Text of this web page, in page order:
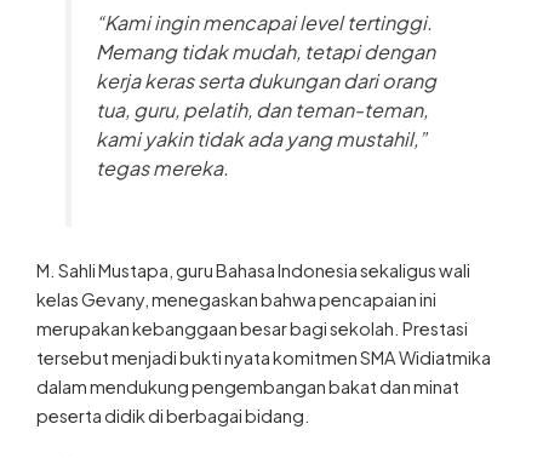
“Kami ingin mencapai level tertinggi.
Memang tidak mudah, tetapi dengan
kerja keras serta dukungan dari orang
tua, guru, pelatih, dan teman-teman,
kami yakin tidak ada yang mustahil,”
tegas mereka.
kelas Gevany, menegaskan bahwa pencapaian ini
merupakan kebanggaan besar bagi sekolah. Prestasi
tersebut menjadi bukti nyata komitmen SMA Widiatmika
dalam mendukung pengembangan bakat dan minat
peserta didik di berbagai bidang.